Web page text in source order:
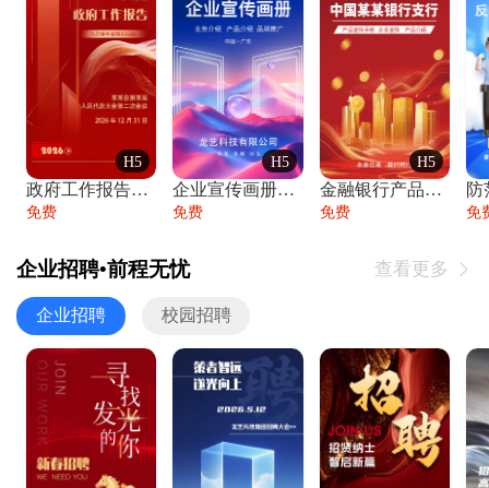
H5
政府工作报告政府年终工作总结
免费
H5
企业宣传画册公司简介产品介绍业务宣传手册
免费
H5
金融银行产品宣传手册企业宣传产品介绍
免费
防
免
企业招聘•前程无忧 查看更多 
企业招聘 校园招聘